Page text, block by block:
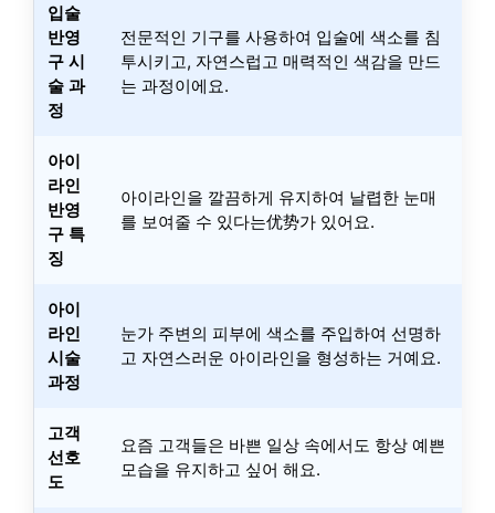
입술
반영
구 시
술 과
정
전문적인 기구를 사용하여 입술에 색소를 침
투시키고, 자연스럽고 매력적인 색감을 만드
는 과정이에요.
아이
라인
반영
구 특
징
아이라인을 깔끔하게 유지하여 날렵한 눈매
를 보여줄 수 있다는优势가 있어요.
아이
라인
시술
과정
눈가 주변의 피부에 색소를 주입하여 선명하
고 자연스러운 아이라인을 형성하는 거예요.
고객
선호
도
요즘 고객들은 바쁜 일상 속에서도 항상 예쁜
모습을 유지하고 싶어 해요.